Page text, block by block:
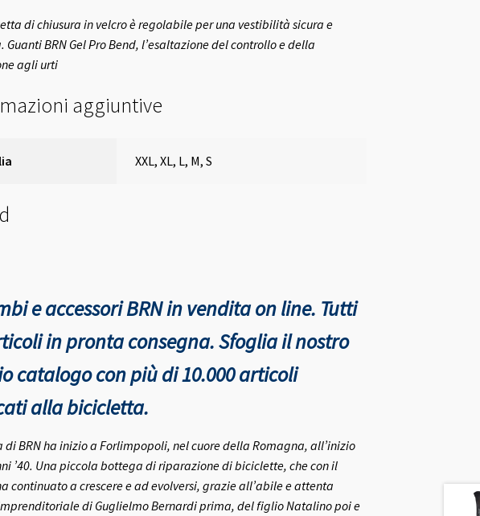
di chiusura in velcro è regolabile per una vestibilità sicura e
Guanti BRN Gel Pro Bend, l’esaltazione del controllo e della
agli urti
aggiuntive
XXL, XL, L, M, S
e accessori BRN in vendita on line. Tutti
in pronta consegna.Sfoglia il nostro
catalogo con più di 10.000 articoli
alla bicicletta.
di BRN ha inizio a Forlimpopoli, nel cuore della Romagna, all’inizio
’40. Una piccola bottega di riparazione di biciclette, che con il
continuato a crescere e ad evolversi, grazie all’abile e attenta
di Guglielmo Bernardi prima, del figlio Natalino poi e